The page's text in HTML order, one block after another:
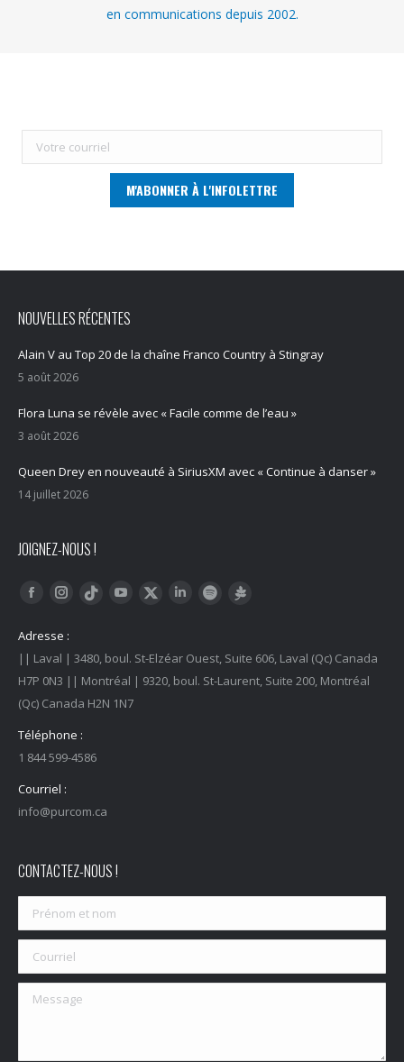
en communications depuis 2002.
NOUVELLES RÉCENTES
Alain V au Top 20 de la chaîne Franco Country à Stingray
5 août 2026
Flora Luna se révèle avec « Facile comme de l’eau »
3 août 2026
Queen Drey en nouveauté à SiriusXM avec « Continue à danser »
14 juillet 2026
JOIGNEZ-NOUS !
Trouvez nous sur :
FacebookInstagram
Tiktok YouTubeTwitter LinkedInSpotify
Adresse :
|| Laval | 3480, boul. St-Elzéar Ouest, Suite 606, Laval (Qc) Canada
H7P 0N3 || Montréal | 9320, boul. St-Laurent, Suite 200, Montréal
(Qc) Canada H2N 1N7
Téléphone :
1 844 599-4586
Courriel :
info@purcom.ca
CONTACTEZ-NOUS !